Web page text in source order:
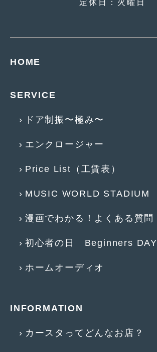
定休日：火曜日
HOME
SERVICE
ドア制振〜極み〜
エンクロージャー
Price List（工賃表）
MUSIC WORLD STADIUM
漫画でわかる！よくある質問
初心者の日 Beginners DAY
ホームオーディオ
INFORMATION
カースタってどんなお店？